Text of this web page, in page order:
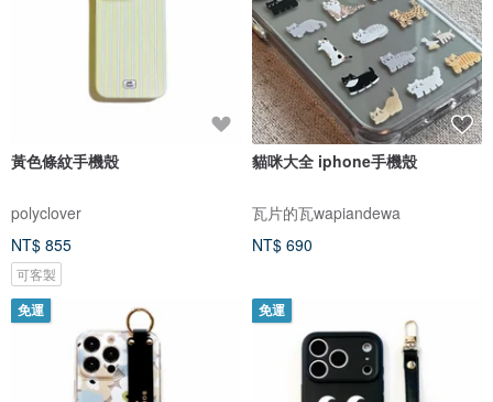
黃色條紋手機殼
polyclover
NT$ 855
可客製
貓咪大全 iphone手機殼
瓦片的瓦wapiandewa
NT$ 690
免運 免運